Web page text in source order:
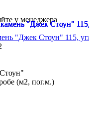
у менеджера
"Джек Стоун" 115,
(м2, пог.м.)